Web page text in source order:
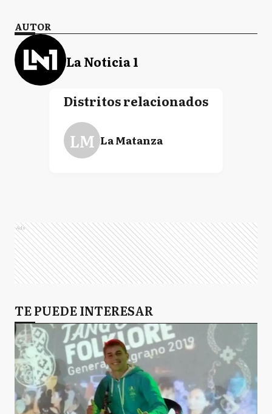
AUTOR
La Noticia 1
Distritos relacionados
LM La Matanza
Ads
TE PUEDE INTERESAR